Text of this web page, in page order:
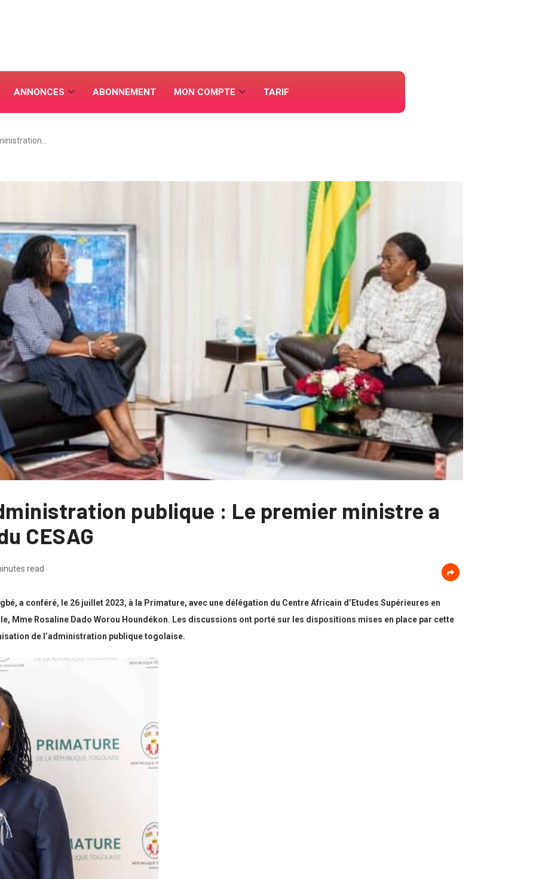
ANNONCES ABONNEMENT MON COMPTE TARIF
publique : Le premier ministre a
CESAG
read
a conféré, le 26 juillet 2023, à la Primature, avec une délégation du Centre Africain d’Etudes Supérieures en
Mme Rosaline Dado Worou Houndékon. Les discussions ont porté sur les dispositions mises en place par cette
de l’administration publique togolaise.